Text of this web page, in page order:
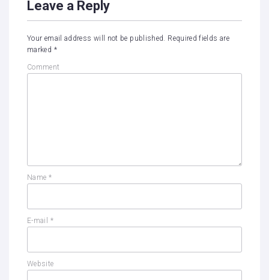
Leave a Reply
Your email address will not be published. Required fields are
marked *
Comment
Name *
E-mail *
Website